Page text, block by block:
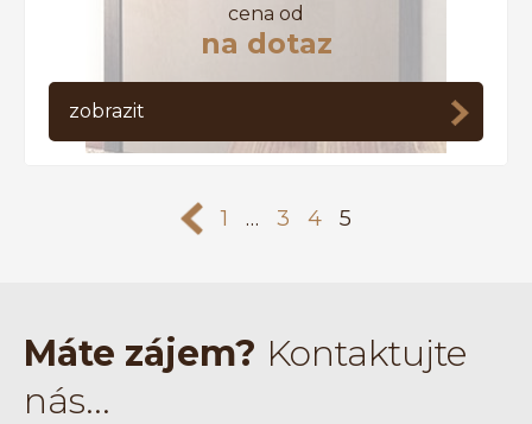
cena od
na dotaz
zobrazit
<< 1 … 3 4 5
Máte zájem? Kontaktujte
nás...